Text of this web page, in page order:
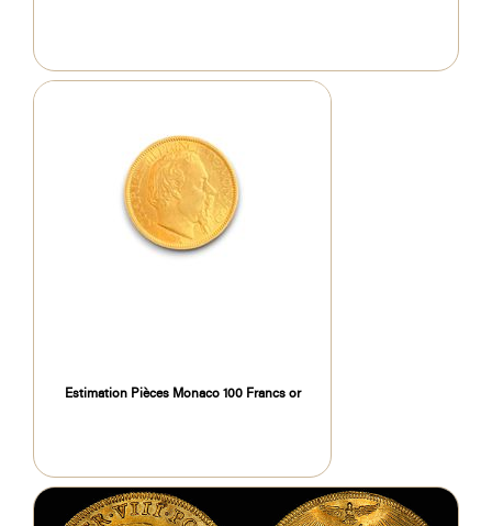
Estimation Pièces Monaco 100 Francs or